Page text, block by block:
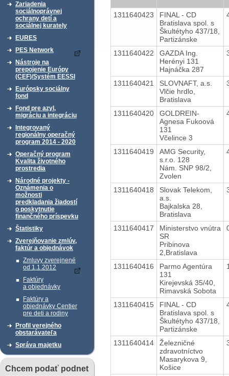
Zariadenia
sociálnoprávnej
ochrany detí a
sociálnej kurately
EURES
PES Network
Nástroje na
prepojenie Európy
(CEF)/Systém EESSI
Európsky sociálny
fond
Fond pre azyl,
migráciu a integráciu
Integrovaný
regionálny operačný
program 2014 - 2020
Operačný program
Kvalita životného
prostredia
Národné projekty -
Oznámenia o
možnosti
predkladania žiadostí
o poskytnutie
finančného príspevku
Štatistiky
Zverejňovanie zmlúv,
faktúr a objednávok
Zmluvy zverejnené
od 1.1.2012
Faktúry
a objednávky
Faktúry a
objednávky Centier
pre deti a rodiny
Profil verejného
obstarávateľa
Správa majetku
Chcem podať podnet
1311640423
FINAL - CD
Bratislava spol. s
Škultétyho 437/18,
Partizánske
1311640422
GAZDA Ing.
Herényi 131
Hajnáčka 287
1311640421
SLOVNAFT, a.s.
Vlčie hrdlo,
Bratislava
1311640420
GOLDREIN-
Agnesa Fukoová
131
Včelince 3
1311640419
AMG Security,
s.r.o. 128
Nám. SNP 98/2,
Zvolen
1311640418
Slovak Telekom,
a.s.
Bajkalska 28,
Bratislava
1311640417
Ministerstvo vnútra
SR
Pribinova
2,Bratislava
1311640416
Parmo Agentúra
131
Kirejevská 35/40,
Rimavská Sobota
1311640415
FINAL - CD
Bratislava spol. s
Škultétyho 437/18,
Partizánske
1311640414
Železničné
zdravotníctvo
Masarykova 9,
Košice